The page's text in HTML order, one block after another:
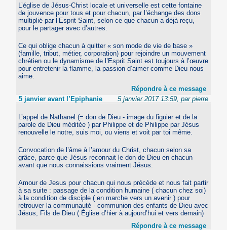
L’église de Jésus-Christ locale et universelle est cette fontaine
de jouvence pour tous et pour chacun, par l’échange des dons
multiplié par l’Esprit Saint, selon ce que chacun a déjà reçu,
pour le partager avec d’autres.
Ce qui oblige chacun à quitter « son mode de vie de base »
(famille, tribut, métier, corporation) pour rejoindre un mouvement
chrétien ou le dynamisme de l’Esprit Saint est toujours à l’œuvre
pour entretenir la flamme, la passion d’aimer comme Dieu nous
aime.
Répondre à ce message
5 janvier avant l’Epiphanie
5 janvier 2017 13:59, par pierre
L’appel de Nathanel (= don de Dieu - image du figuier et de la
parole de Dieu méditée ) par Philippe et de Philippe par Jésus
renouvelle le notre, suis moi, ou viens et voit par toi même.
Convocation de l’âme à l’amour du Christ, chacun selon sa
grâce, parce que Jésus reconnait le don de Dieu en chacun
avant que nous connaissions vraiment Jésus.
Amour de Jesus pour chacun qui nous précède et nous fait partir
à sa suite : passage de la condition humaine ( chacun chez soi)
à la condition de disciple ( en marche vers un avenir ) pour
retrouver la communauté - communion des enfants de Dieu avec
Jésus, Fils de Dieu ( Église d’hier à aujourd’hui et vers demain)
Répondre à ce message